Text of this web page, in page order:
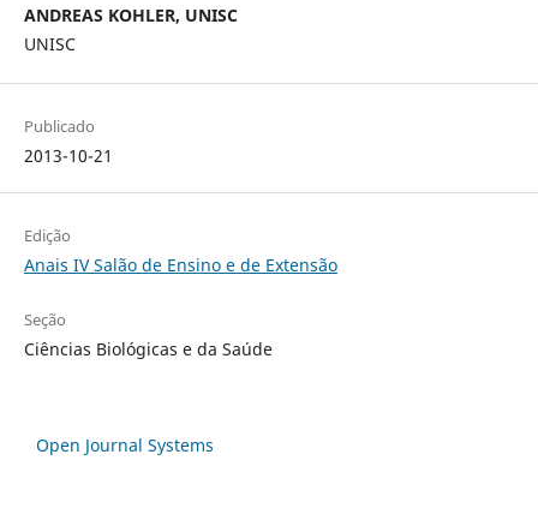
ANDREAS KOHLER, UNISC
UNISC
Publicado
2013-10-21
Edição
Anais IV Salão de Ensino e de Extensão
Seção
Ciências Biológicas e da Saúde
Open Journal Systems